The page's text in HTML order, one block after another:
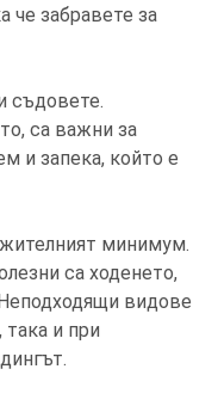
че забравете за
съдовете.
са важни за
и запека, който е
минимум.
са ходенето,
видове
и при